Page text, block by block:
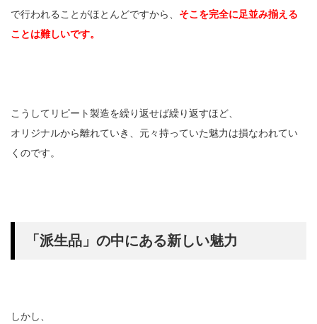
で行われることがほとんどですから、 そこを完全に足並み揃える
ことは難しいです。
こうしてリピート製造を繰り返せば繰り返すほど、
オリジナルから離れていき、元々持っていた魅力は損なわれてい
くのです。
「派生品」の中にある新しい魅力
しかし、